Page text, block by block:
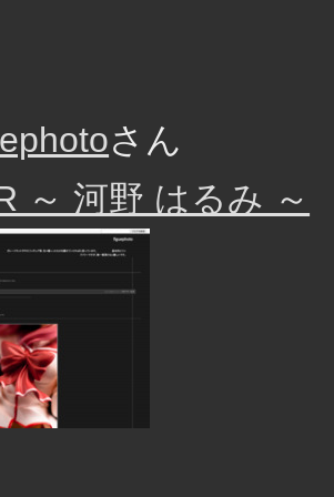
さん
～ 河野 はるみ ～